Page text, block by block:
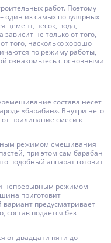
работ. Поэтому
один из самых популярных
цемент, песок, вода,
не только от того,
того, насколько хорошо
по режиму работы,
ознакомьтесь с основными
состава несет
«барабан». Внутри него
прилипание смеси к
режимом смешивания
при этом сам барабан
подобный аппарат готовит
непрерывным режимом
приготовит
предусматривает
подается без
от двадцати пяти до